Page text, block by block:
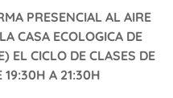
PRESENCIAL AL AIRE
CASA ECOLOGICA DE
EL CICLO DE CLASES DE
19:30H A 21:30H